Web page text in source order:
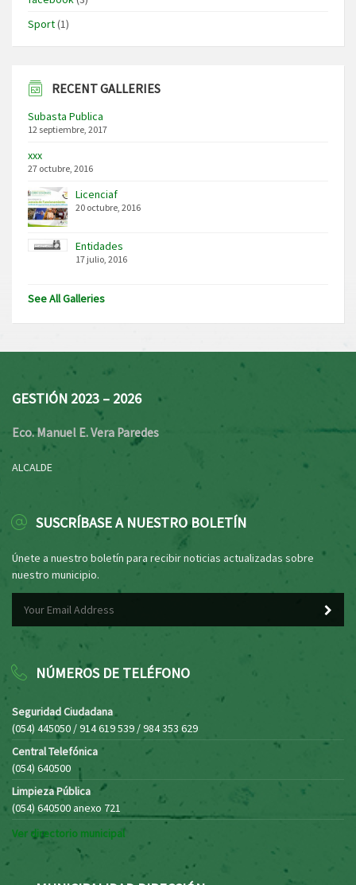
Sport(1)
RECENT GALLERIES
Subasta Publica
12 septiembre, 2017
xxx
27 octubre, 2016
Licenciaf
20 octubre, 2016
Entidades
17 julio, 2016
See All Galleries
GESTIÓN 2023 – 2026
Eco. Manuel E. Vera Paredes
ALCALDE
SUSCRÍBASE A NUESTRO BOLETÍN
Únete a nuestro boletín para recibir noticias actualizadas sobre
nuestro municipio.
NÚMEROS DE TELÉFONO
Seguridad Ciudadana
(054) 445050 / 914 619 539 / 984 353 629
Central Telefónica
(054) 640500
Limpieza Pública
(054) 640500 anexo 721
Ver directorio municipal